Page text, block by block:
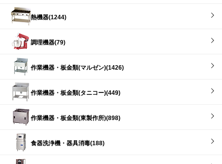
熱機器(1244)
調理機器(79)
作業機器・板金類(マルゼン)(1426)
作業機器・板金類(タニコー)(449)
作業機器・板金類(東製作所)(898)
食器洗浄機・器具消毒(188)